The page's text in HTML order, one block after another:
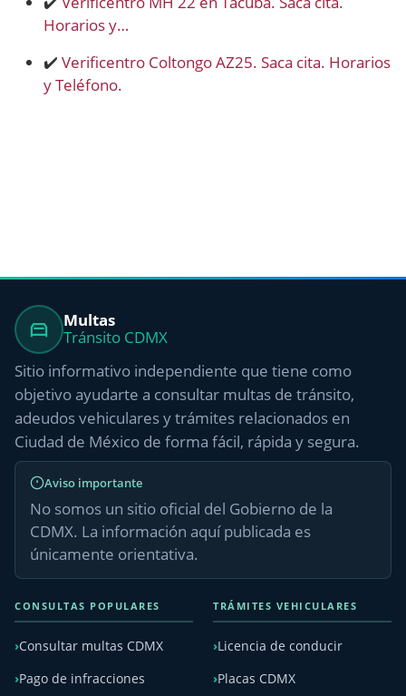
Horarios y…
✔️ Verificentro Coltongo AZ25. Saca cita. Horarios
y Teléfono.
Multas
Tránsito CDMX
Sitio informativo independiente que tiene como
objetivo ayudarte a consultar multas de tránsito,
adeudos vehiculares y trámites relacionados en
Ciudad de México de forma fácil, rápida y segura.
Aviso importante
No somos un sitio oficial del Gobierno de la
CDMX. La información aquí publicada es
únicamente orientativa.
CONSULTAS POPULARES
Consultar multas CDMX
Pago de infracciones
TRÁMITES VEHICULARES
Licencia de conducir
Placas CDMX